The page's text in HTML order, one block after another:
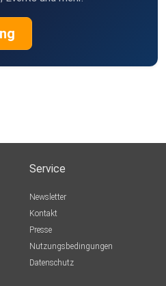
Service
Newsletter
Kontakt
Presse
Nutzungsbedingungen
Datenschutz